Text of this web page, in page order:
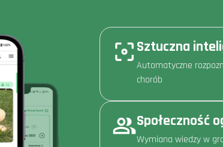
Sztuczna
Automatyczne
chorób
Społeczność
Wymiana wiedzy w